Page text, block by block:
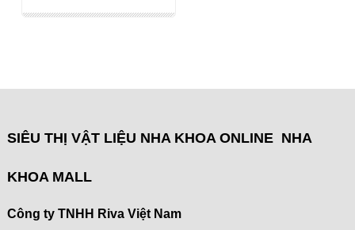
SIÊU THỊ VẬT LIỆU NHA KHOA ONLINE NHA
KHOA MALL
Công ty TNHH Riva Việt Nam